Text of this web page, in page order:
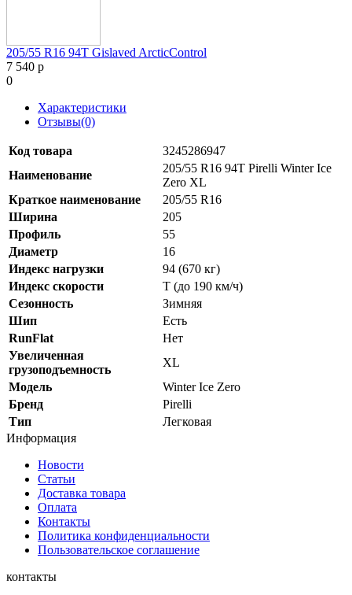
205/55 R16 94T Gislaved ArcticControl
7 540 р
0
Характеристики
Отзывы(0)
Код товара
3245286947
Наименование
205/55 R16 94T Pirelli Winter Ice
Zero XL
Краткое наименование
205/55 R16
Ширина
205
Профиль
55
Диаметр
16
Индекс нагрузки
94 (670 кг)
Индекс скорости
T (до 190 км/ч)
Сезонность
Зимняя
Шип
Есть
RunFlat
Нет
Увеличенная
грузоподъемность
XL
Модель
Winter Ice Zero
Бренд
Pirelli
Тип
Легковая
Информация
Новости
Статьи
Доставка товара
Оплата
Контакты
Политика конфиденциальности
Пользовательское соглашение
контакты